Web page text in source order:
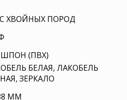
ХВОЙНЫХ ПОРОД
(ПВХ)
БЕЛАЯ, ЛАКОБЕЛЬ
ЗЕРКАЛО
ММ